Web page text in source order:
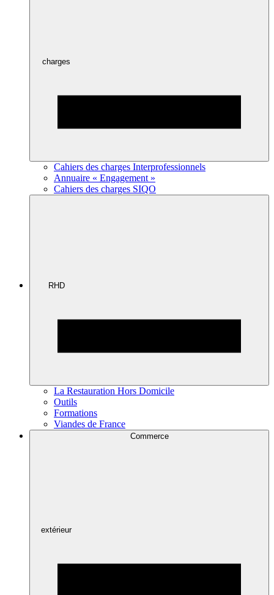
charges
Cahiers des charges Interprofessionnels
Annuaire « Engagement »
Cahiers des charges SIQO
RHD
La Restauration Hors Domicile
Outils
Formations
Viandes de France
Commerce
extérieur